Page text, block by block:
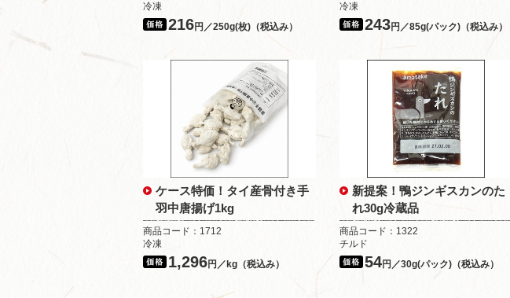
冷凍
216円／250g(枚)（税込み）
冷凍
243円／85g(パック)（税込み）
ケース特価！タイ産骨付き手
羽中唐揚げ1kg
商品コード：1712
冷凍
1,296円／kg（税込み）
新提案！鴨ジンギスカンのた
れ30g冷蔵品
商品コード：1322
チルド
54円／30g(パック)（税込み）